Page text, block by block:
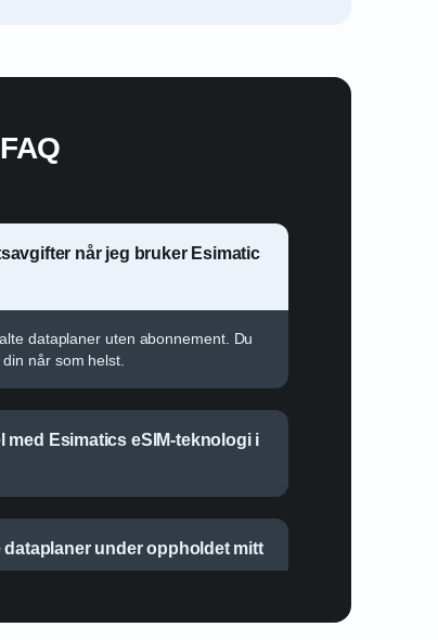
FAQ
når jeg bruker
dataplaner uten abonnement. Du
når som helst.
med Esimatics eSIM-teknologi
dataplaner under oppholdet